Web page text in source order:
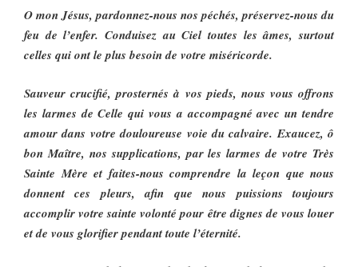
O mon Jésus, pardonnez-nous nos péchés, préservez-nous du
feu de l’enfer. Conduisez au Ciel toutes les âmes, surtout
celles qui ont le plus besoin de votre miséricorde.
Sauveur crucifié, prosternés à vos pieds, nous vous offrons
les larmes de Celle qui vous a accompagné avec un tendre
amour dans votre douloureuse voie du calvaire. Exaucez, ô
bon Maître, nos supplications, par les larmes de votre Très
Sainte Mère et faites-nous comprendre la leçon que nous
donnent ces pleurs, afin que nous puissions toujours
accomplir votre sainte volonté pour être dignes de vous louer
et de vous glorifier pendant toute l’éternité.